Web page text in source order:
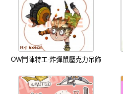
OW鬥陣特工-炸彈鼠壓克力吊飾